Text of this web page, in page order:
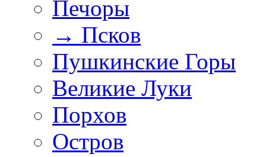
Печоры
→ Псков
Пушкинские Горы
Великие Луки
Порхов
Остров